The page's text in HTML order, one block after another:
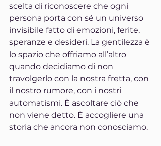
scelta di riconoscere che ogni
persona porta con sé un universo
invisibile fatto di emozioni, ferite,
speranze e desideri. La gentilezza è
lo spazio che offriamo all’altro
quando decidiamo di non
travolgerlo con la nostra fretta, con
il nostro rumore, con i nostri
automatismi. È ascoltare ciò che
non viene detto. È accogliere una
storia che ancora non conosciamo.